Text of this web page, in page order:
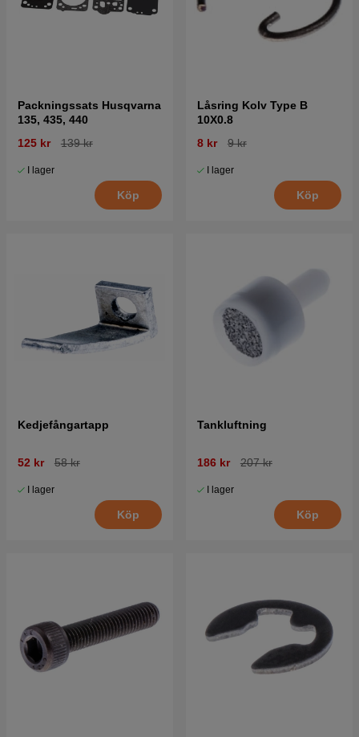
Packningssats Husqvarna
135, 435, 440
125 kr
139 kr
I lager
Köp
Låsring Kolv Type B
10X0.8
8 kr
9 kr
I lager
Köp
Kedjefångartapp
52 kr 58 kr
I lager
Köp
Tankluftning
186 kr 207 kr
I lager
Köp